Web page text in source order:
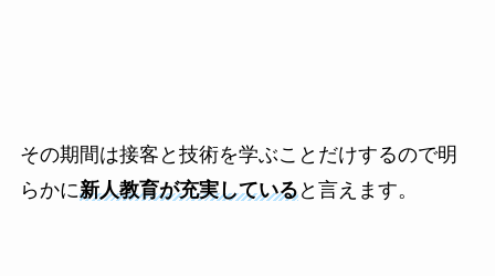
その期間は接客と技術を学ぶことだけするので明
らかに新人教育が充実していると言えます。